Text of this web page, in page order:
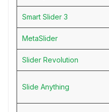
Smart Slider 3
MetaSlider
Slider Revolution
Slide Anything